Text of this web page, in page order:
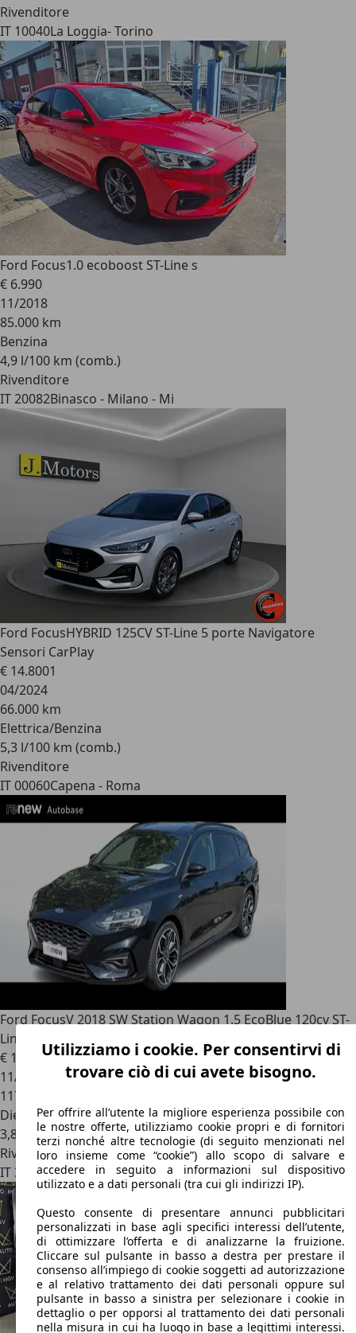
Rivenditore
IT 10040La Loggia- Torino
Ford Focus1.0 ecoboost ST-Line s
€ 6.990
11/2018
85.000 km
Benzina
4,9 l/100 km (comb.)
Rivenditore
IT 20082Binasco - Milano - Mi
Ford FocusHYBRID 125CV ST-Line 5 porte Navigatore
Sensori CarPlay
€ 14.8001
04/2024
66.000 km
Elettrica/Benzina
5,3 l/100 km (comb.)
Rivenditore
IT 00060Capena - Roma
Ford FocusV 2018 SW Station Wagon 1.5 EcoBlue 120cv ST-
Line S&S
€ 10.490
11/2019
117.711 km
Diesel
3,8 l/100 km (comb.)
Rivenditore
IT 35135Padova
Utilizziamo i cookie. Per consentirvi di
trovare ciò di cui avete bisogno.
Per offrire all’utente la migliore esperienza possibile con
le nostre offerte, utilizziamo cookie propri e di fornitori
terzi nonché altre tecnologie (di seguito menzionati nel
loro insieme come “cookie”) allo scopo di salvare e
accedere in seguito a informazioni sul dispositivo
utilizzato e a dati personali (tra cui gli indirizzi IP).
Questo consente di presentare annunci pubblicitari
personalizzati in base agli specifici interessi dell’utente,
di ottimizzare l’offerta e di analizzarne la fruizione.
Cliccare sul pulsante in basso a destra per prestare il
consenso all’impiego di cookie soggetti ad autorizzazione
e al relativo trattamento dei dati personali oppure sul
pulsante in basso a sinistra per selezionare i cookie in
dettaglio o per opporsi al trattamento dei dati personali
nella misura in cui ha luogo in base a legittimi interessi.